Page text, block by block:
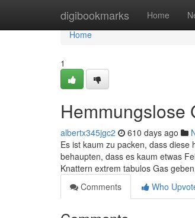
digibookmarks Home
Home
Home
1
Hemmungslose
albertx345jgc2 610 days ago
Es ist kaum zu packen, dass
behaupten, dass es kaum etwas
Knattern extrem tabulos Gas
Comments
Who